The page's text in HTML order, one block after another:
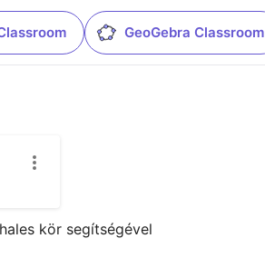
GeoGebra Classroom
kör segítségével